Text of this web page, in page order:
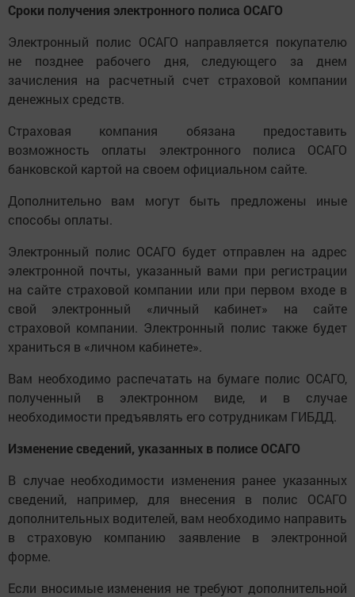
Сроки получения электронного полиса ОСАГО
Электронный полис ОСАГО направляется покупателю
не позднее рабочего дня, следующего за днем
зачисления на расчетный счет страховой компании
денежных средств.
Страховая компания обязана предоставить
возможность оплаты электронного полиса ОСАГО
банковской картой на своем официальном сайте.
Дополнительно вам могут быть предложены иные
способы оплаты.
Электронный полис ОСАГО будет отправлен на адрес
электронной почты, указанный вами при регистрации
на сайте страховой компании или при первом входе в
свой электронный «личный кабинет» на сайте
страховой компании. Электронный полис также будет
храниться в «личном кабинете».
Вам необходимо распечатать на бумаге полис ОСАГО,
полученный в электронном виде, и в случае
необходимости предъявлять его сотрудникам ГИБДД.
Изменение сведений, указанных в полисе ОСАГО
В случае необходимости изменения ранее указанных
сведений, например, для внесения в полис ОСАГО
дополнительных водителей, вам необходимо направить
в страховую компанию заявление в электронной
форме.
Если вносимые изменения не требуют дополнительной